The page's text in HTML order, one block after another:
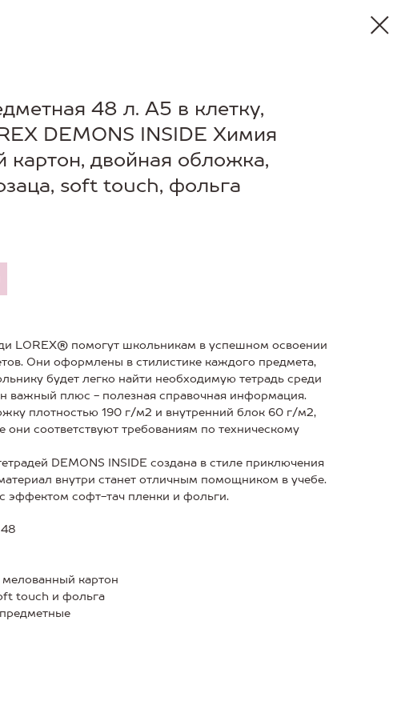
48 л. А5 в клетку,
DEMONS INSIDE Химия
картон, двойная обложка,
soft touch, фольга
LOREX® помогут школьникам в успешном освоении
Они оформлены в стилистике каждого предмета,
будет легко найти необходимую тетрадь среди
важный плюс - полезная справочная информация.
плотностью 190 г/м2 и внутренний блок 60 г/м2,
соответствуют требованиям по техническому
DEMONS INSIDE создана в стиле приключения
внутри станет отличным помощником в учебе.
эффектом софт-тач пленки и фольги.
картон
touch и фольга